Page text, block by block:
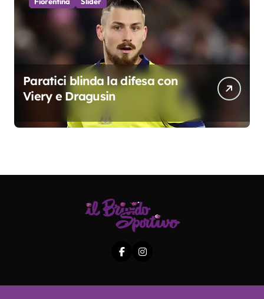
Paratici blinda la difesa con
Viery e Dragusin